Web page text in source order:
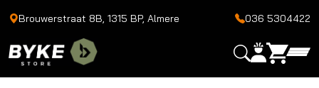
Brouwerstraat 8B, 1315 BP, Almere 036 5304422